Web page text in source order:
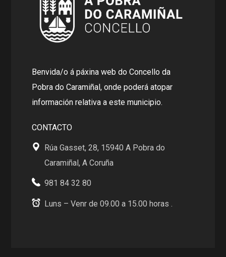
Benvida/o á páxina web do Concello da
Pobra do Caramiñal, onde poderá atopar
información relativa a este municipio.
CONTACTO
Rúa Gasset, 28, 15940 A Pobra do
Caramiñal, A Coruña
981 84 32 80
Luns – Venr de 09.00 a 15.00 horas .